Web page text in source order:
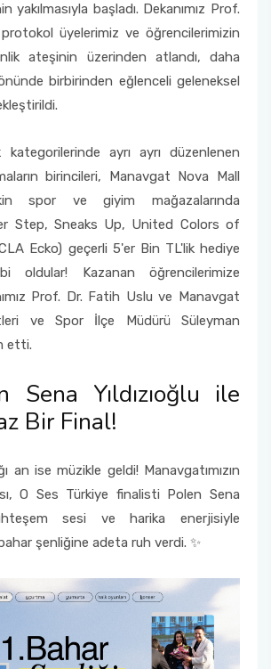
yakılmasıyla başladı. Dekanımız Prof.
üyelerimiz ve öğrencilerimizin
ateşinin üzerinden atlandı, daha
birbirinden eğlenceli geleneksel
kategorilerinde ayrı ayrı düzenlenen
birincileri, Manavgat Nova Mall
spor ve giyim mağazalarında
Step, Sneaks Up, United Colors of
Ecko) geçerli 5'er Bin TL'lik hediye
oldular! Kazanan öğrencilerimize
Prof. Dr. Fatih Uslu ve Manavgat
ve Spor İlçe Müdürü Süleyman
etti.
Yıldızıoğlu ile
Bir Final!
an ise müzikle geldi! Manavgatımızın
O Ses Türkiye finalisti Polen Sena
sesi ve harika enerjisiyle
şenliğine adeta ruh verdi. ✨